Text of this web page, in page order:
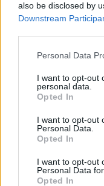
also be disclosed by
Downstream
Please note that this
not limited to your
grant or deny
use your data for
consent section.
Personal Data
I want to opt-out
personal data.
Opted In
I want to opt-out
Personal Data.
Opted In
I want to opt-out
Personal Data
Opted In
a